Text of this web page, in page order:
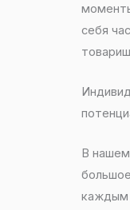
себя
В
каждым